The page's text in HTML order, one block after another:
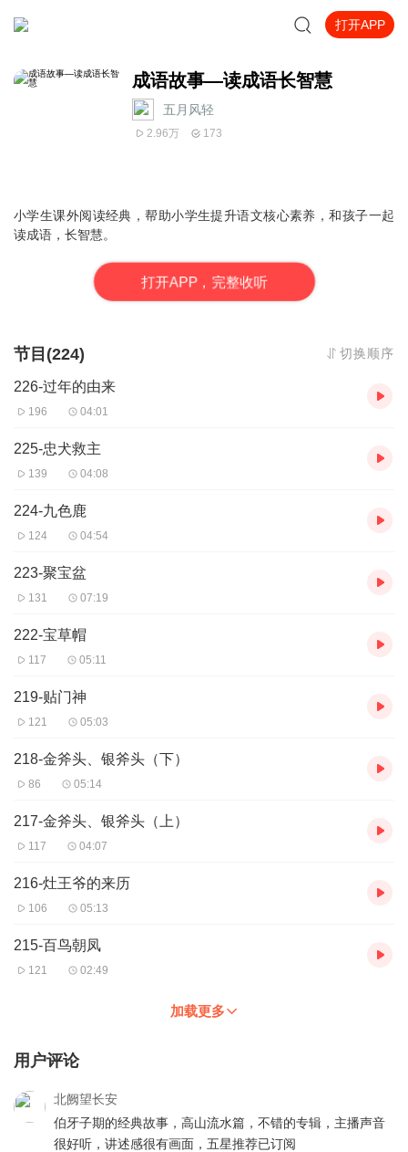
打开APP
成语故事—读成语长智慧
五月风轻
2.96万 173
小学生课外阅读经典，帮助小学生提升语文核心素养，和孩子一起
读成语，长智慧。
打开APP，完整收听
节目(224) 切换顺序
226-过年的由来
196 04:01
225-忠犬救主
139 04:08
224-九色鹿
124 04:54
223-聚宝盆
131 07:19
222-宝草帽
117 05:11
219-贴门神
121 05:03
218-金斧头、银斧头（下）
86 05:14
217-金斧头、银斧头（上）
117 04:07
216-灶王爷的来历
106 05:13
215-百鸟朝凤
121 02:49
加载更多
用户评论
北阙望长安
伯牙子期的经典故事，高山流水篇，不错的专辑，主播声音
很好听，讲述感很有画面，五星推荐已订阅